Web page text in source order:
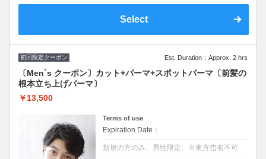
男性クーポン ￥10,450→￥8,800
で余裕を持ったご予約をお願い致します。
※東方指名不可
Select
初回限定クーポン Est. Duration：Approx. 2 hrs
〔Men`s クーポン〕カット+パーマ+スポットパーマ〔前髪の
根本立ち上げパーマ〕
￥13,500
Terms of use
Expiration Date：
新規の方のみ、男性限定、※東方指名不可